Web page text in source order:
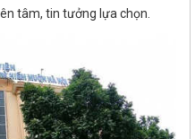
tâm, tin tưởng lựa chọn.